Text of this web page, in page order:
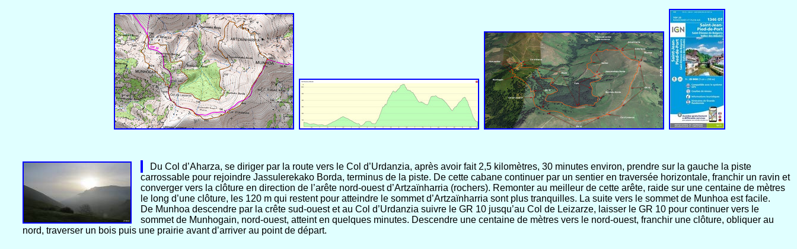
Du Col d’Aharza, se diriger par la route vers le Col d’Urdanzia, après avoir fait 2,5 kilomètres, 30 minutes environ, prendre sur la gauche la piste
carrossable pour rejoindre Jassulerekako Borda, terminus de la piste. De cette cabane continuer par un sentier en traversée horizontale, franchir un ravin et
converger vers la clôture en direction de l’arête nord-ouest d’Artzaïnharria (rochers). Remonter au meilleur de cette arête, raide sur une centaine de mètres
le long d’une clôture, les 120 m qui restent pour atteindre le sommet d’Artzaïnharria sont plus tranquilles. La suite vers le sommet de Munhoa est facile.
De Munhoa descendre par la crête sud-ouest et au Col d’Urdanzia suivre le GR 10 jusqu’au Col de Leizarze, laisser le GR 10 pour continuer vers le
sommet de Munhogain, nord-ouest, atteint en quelques minutes. Descendre une centaine de mètres vers le nord-ouest, franchir une clôture, obliquer au
nord, traverser un bois puis une prairie avant d’arriver au point de départ.